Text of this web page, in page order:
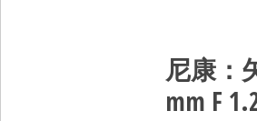
尼康：
mm F